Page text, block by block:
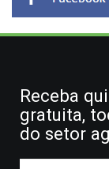
Receba
gratuita,
do setor